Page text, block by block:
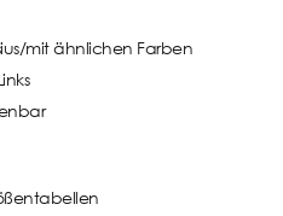
mit ähnlichen Farben